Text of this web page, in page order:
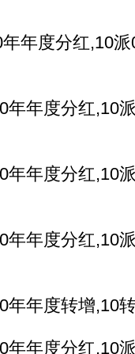
度分红,10派
年度分红,10
年度分红,10
年度分红,10
年度转增,10
年度分红,10